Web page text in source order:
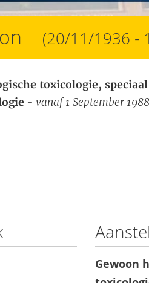
(20/11/1936 -
toxicologie,
- vanaf 1 September 1988
Gewoon